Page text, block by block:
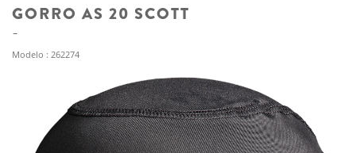
GORRO AS 20 SCOTT
Modelo : 262274